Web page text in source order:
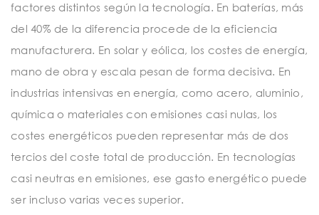
factores distintos según la tecnología. En baterías, más
del 40% de la diferencia procede de la eficiencia
manufacturera. En solar y eólica, los costes de energía,
mano de obra y escala pesan de forma decisiva. En
industrias intensivas en energía, como acero, aluminio,
química o materiales con emisiones casi nulas, los
costes energéticos pueden representar más de dos
tercios del coste total de producción. En tecnologías
casi neutras en emisiones, ese gasto energético puede
ser incluso varias veces superior.